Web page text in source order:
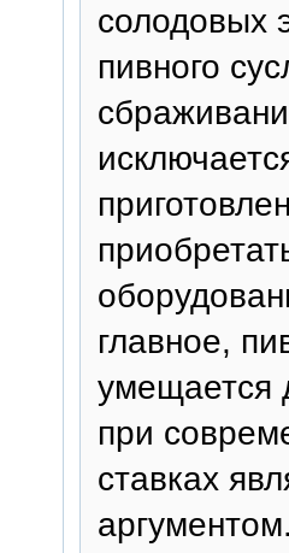
солодовых
пивного
главное,
умещается
при
ставках